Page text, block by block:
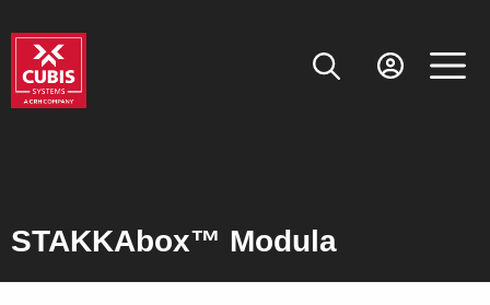
STAKKAbox™ Modula